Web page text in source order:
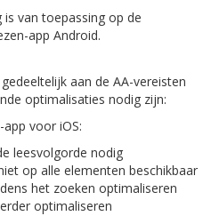
van toepassing op de
app Android.
aan de AA-vereisten
optimalisaties nodig zijn:
voor iOS:
leesvolgorde nodig
op alle elementen beschikbaar
het zoeken optimaliseren
optimaliseren